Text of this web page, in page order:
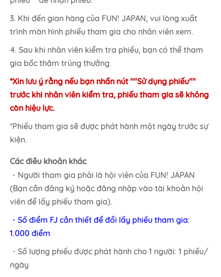
3. Khi đến gian hàng của FUN! JAPAN, vui lòng xuất
trình màn hình phiếu tham gia cho nhân viên xem.
4. Sau khi nhân viên kiểm tra phiếu, bạn có thể tham
gia bốc thăm trúng thưởng.
*Xin lưu ý rằng nếu bạn nhấn nút ""Sử dụng phiếu""
trước khi nhân viên kiểm tra, phiếu tham gia sẽ không
còn hiệu lực.
*Phiếu tham gia sẽ được phát hành một ngày trước sự
kiện.
Các điều khoản khác
・Người tham gia phải là hội viên của FUN! JAPAN
(Bạn cần đăng ký hoặc đăng nhập vào tài khoản hội
viên để lấy phiếu tham gia).
・Số điểm FJ cần thiết để đổi lấy phiếu tham gia:
1.000 điểm
・Số lượng phiếu được phát hành cho 1 người: 1 phiếu/
ngày